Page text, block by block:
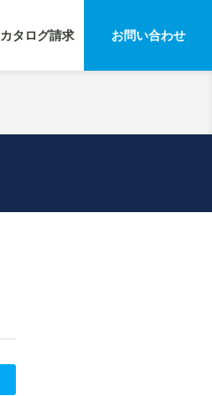
カタログ請求 お問い合わせ